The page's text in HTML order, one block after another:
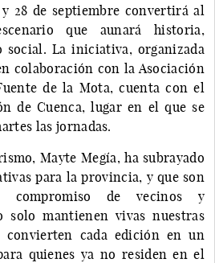
28 de septiembre convertirá al
que aunará historia,
La iniciativa, organizada
colaboración con la Asociación
de la Mota, cuenta con el
de Cuenca, lugar en el que se
las jornadas.
Mayte Megía, ha subrayado
para la provincia, y que son
compromiso de vecinos y
solo mantienen vivas nuestras
convierten cada edición en un
quienes ya no residen en el